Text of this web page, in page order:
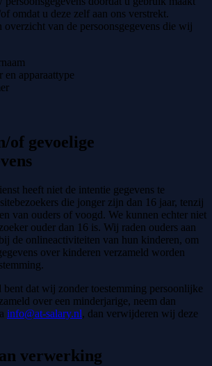
omdat u deze zelf aan ons verstrekt.
van de persoonsgegevens die wij
en apparaattype
of gevoelige
heeft niet de intentie gegevens te
die jonger zijn dan 16 jaar, tenzij
van ouders of voogd. We kunnen echter niet
ouder dan 16 is. Wij raden ouders aan
de onlineactiviteiten van hun kinderen, om
over kinderen verzameld worden
dat wij zonder toestemming persoonlijke
over een minderjarige, neem dan
info@at-salary.nl, dan verwijderen wij deze
verwerking